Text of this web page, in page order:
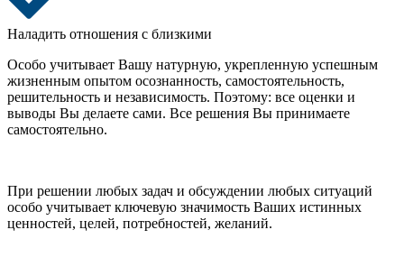
Наладить отношения с близкими
Особо учитывает Вашу натурную, укрепленную успешным
жизненным опытом осознанность, самостоятельность,
решительность и независимость. Поэтому: все оценки и
выводы Вы делаете сами. Все решения Вы принимаете
самостоятельно.
При решении любых задач и обсуждении любых ситуаций
особо учитывает ключевую значимость Ваших истинных
ценностей, целей, потребностей, желаний.